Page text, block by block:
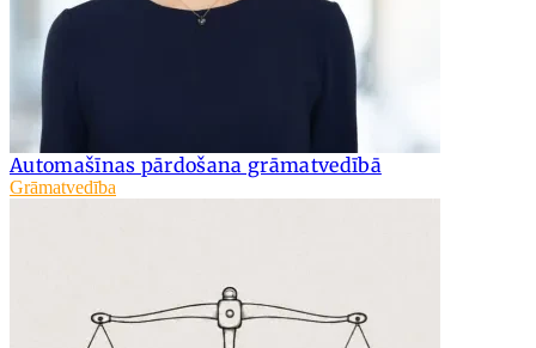
Automašīnas pārdošana grāmatvedībā
Grāmatvedība